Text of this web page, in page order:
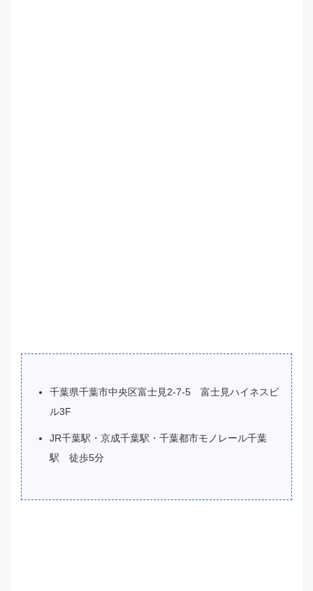
千葉県千葉市中央区富士見2-7-5 富士見ハイネスビ
ル3F
JR千葉駅・京成千葉駅・千葉都市モノレール千葉
駅 徒歩5分